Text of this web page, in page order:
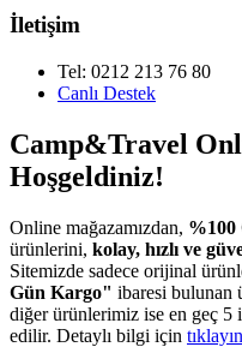
İletişim
Tel: 0212 213 76 80
Canlı Destek
Camp&Travel
Hoşgeldiniz!
Online mağazamızdan,
ürünlerini, kolay, hızlı ve
Sitemizde sadece orijinal
Gün Kargo" ibaresi bulunan
diğer ürünlerimiz ise en geç 5
edilir. Detaylı bilgi için